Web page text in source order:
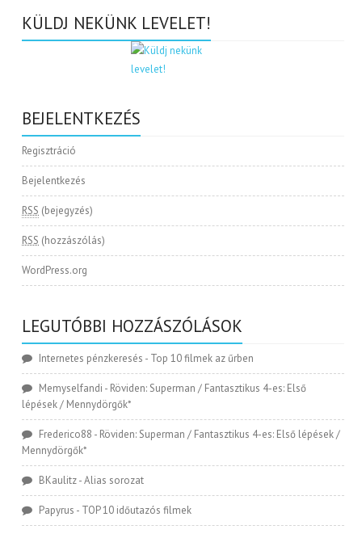
KÜLDJ NEKÜNK LEVELET!
BEJELENTKEZÉS
Regisztráció
Bejelentkezés
RSS (bejegyzés)
RSS (hozzászólás)
WordPress.org
LEGUTÓBBI HOZZÁSZÓLÁSOK
Internetes pénzkeresés - Top 10 filmek az űrben
Memyselfandi - Röviden: Superman / Fantasztikus 4-es: Első
lépések / Mennydörgők*
Frederico88 - Röviden: Superman / Fantasztikus 4-es: Első lépések /
Mennydörgők*
BKaulitz-Alias sorozat
Papyrus - TOP 10 időutazós filmek